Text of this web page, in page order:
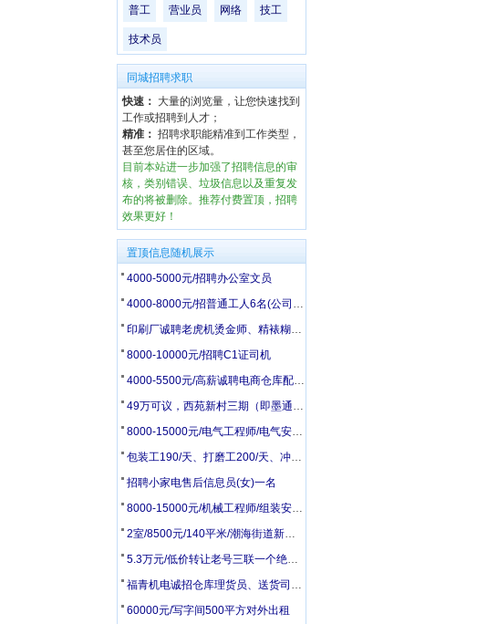
普工 营业员 网络 技工
技术员
同城招聘求职
快速： 大量的浏览量，让您快速找到
工作或招聘到人才；
精准： 招聘求职能精准到工作类型，
甚至您居住的区域。
目前本站进一步加强了招聘信息的审
核，类别错误、垃圾信息以及重复发
布的将被删除。推荐付费置顶，招聘
效果更好！
置顶信息随机展示
4000-5000元/招聘办公室文员
4000-8000元/招普通工人6名(公司在28中附近)
印刷厂诚聘老虎机烫金师、精裱糊盒调度、机刀工、男女普工
8000-10000元/招聘C1证司机
4000-5500元/高薪诚聘电商仓库配货打包3人
49万可议，西苑新村三期（即墨通济）黄金楼层83.17平 出售
8000-15000元/电气工程师/电气安装工/电工配盘工
包装工190/天、打磨工200/天、冲床、压力机操作240/天
招聘小家电售后信息员(女)一名
8000-15000元/机械工程师/组装安装工/钳工/电焊钣金工
2室/8500元/140平米/潮海街道新建村平房140平带院有井水
5.3万元/低价转让老号三联一个绝对好号
福青机电诚招仓库理货员、送货司机、电商运营、销售内勤
60000元/写字间500平方对外出租